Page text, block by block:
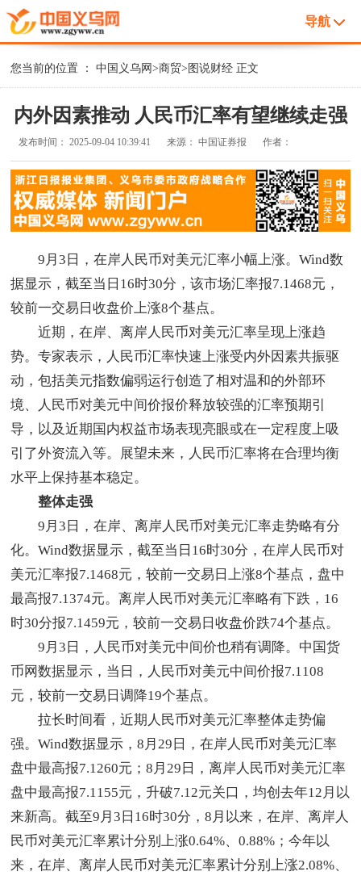
导航
您当前的位置 ：中国义乌网>商贸> 图说财经 正文
内外因素推动 人民币汇率有望继续走强
发布时间：2025-09-04 10:39:41 来源：中国证券报 作者：
9月3日，在岸人民币对美元汇率小幅上涨。Wind数
据显示，截至当日16时30分，该市场汇率报7.1468元，
较前一交易日收盘价上涨8个基点。
近期，在岸、离岸人民币对美元汇率呈现上涨趋
势。专家表示，人民币汇率快速上涨受内外因素共振驱
动，包括美元指数偏弱运行创造了相对温和的外部环
境、人民币对美元中间价报价释放较强的汇率预期引
导，以及近期国内权益市场表现亮眼或在一定程度上吸
引了外资流入等。展望未来，人民币汇率将在合理均衡
水平上保持基本稳定。
整体走强
9月3日，在岸、离岸人民币对美元汇率走势略有分
化。Wind数据显示，截至当日16时30分，在岸人民币对
美元汇率报7.1468元，较前一交易日上涨8个基点，盘中
最高报7.1374元。离岸人民币对美元汇率略有下跌，16
时30分报7.1459元，较前一交易日收盘价跌74个基点。
9月3日，人民币对美元中间价也稍有调降。中国货
币网数据显示，当日，人民币对美元中间价报7.1108
元，较前一交易日调降19个基点。
拉长时间看，近期人民币对美元汇率整体走势偏
强。Wind数据显示，8月29日，在岸人民币对美元汇率
盘中最高报7.1260元；8月29日，离岸人民币对美元汇率
盘中最高报7.1155元，升破7.12元关口，均创去年12月以
来新高。截至9月3日16时30分，8月以来，在岸、离岸人
民币对美元汇率累计分别上涨0.64%、0.88%；今年以
来，在岸、离岸人民币对美元汇率累计分别上涨2.08%、